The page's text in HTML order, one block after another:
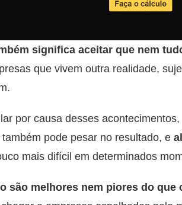
significa aceitar que nem
que vivem outra realidade,
por causa desses
pode pesar no resultado, e
mais difícil em determinados
são melhores nem piores do